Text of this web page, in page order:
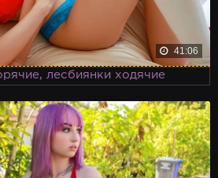
41:06
лесбиянки ходячие